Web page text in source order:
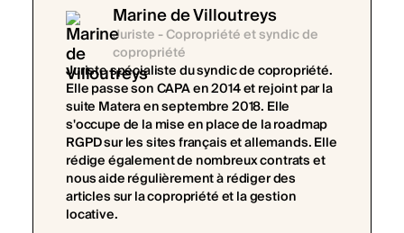
Marine de Villoutreys
Juriste - Copropriété et syndic de
copropriété
Juriste spécialiste du syndic de copropriété.
Elle passe son CAPA en 2014 et rejoint par la
suite Matera en septembre 2018. Elle
s'occupe de la mise en place de la roadmap
RGPD sur les sites français et allemands. Elle
rédige également de nombreux contrats et
nous aide régulièrement à rédiger des
articles sur la copropriété et la gestion
locative.